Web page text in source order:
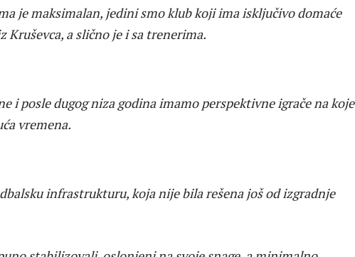
je maksimalan, jedini smo klub koji ima isključivo domaće
Kruševca, a slično je i sa trenerima.
i posle dugog niza godina imamo perspektivne igrače na koje
vremena.
infrastrukturu, koja nije bila rešena još od izgradnje